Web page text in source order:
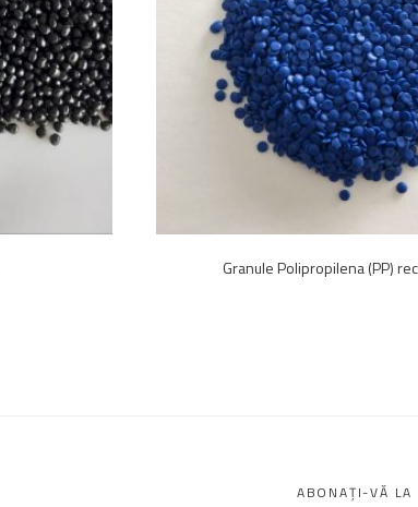
Granule Polipropilena (PP)
ABONAȚI-VĂ LA